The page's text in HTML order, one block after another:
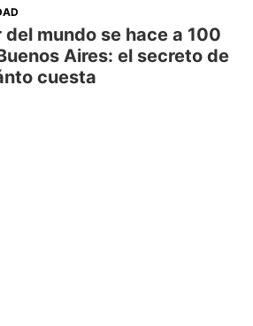
del mundo se hace a 100
Aires: el secreto de
cuesta